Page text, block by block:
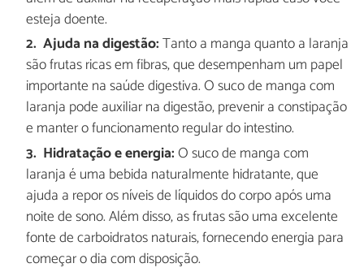
esteja doente.
Ajuda na digestão:Tanto a manga quanto a laranja
são frutas ricas em fibras, que desempenham um papel
importante na saúde digestiva. O suco de manga com
laranja pode auxiliar na digestão, prevenir a constipação
e manter o funcionamento regular do intestino.
Hidratação e energia:O suco de manga com
laranja é uma bebida naturalmente hidratante, que
ajuda a repor os níveis de líquidos do corpo após uma
noite de sono. Além disso, as frutas são uma excelente
fonte de carboidratos naturais, fornecendo energia para
começar o dia com disposição.